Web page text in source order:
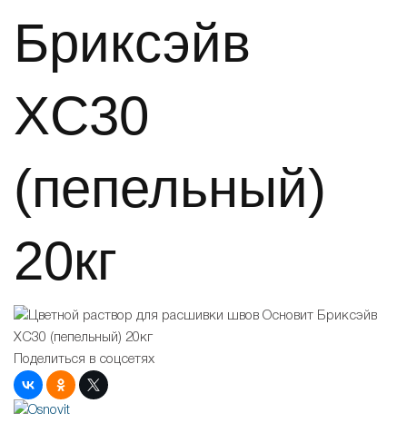
Бриксэйв
XC30
(пепельный)
20кг
Поделиться в соцсетях